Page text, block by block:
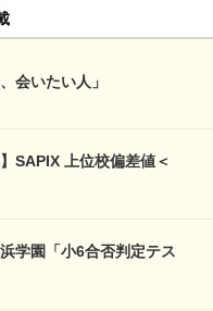
会いたい人」
SAPIX 上位校偏差値＜
学園「小6合否判定テス